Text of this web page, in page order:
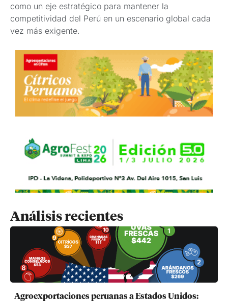
como un eje estratégico para mantener la
competitividad del Perú en un escenario global cada
vez más exigente.
Análisis recientes
Agroexportaciones peruanas a Estados Unidos: